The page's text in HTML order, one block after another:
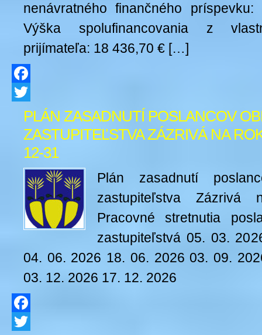
nenávratného finančného
Výška spolufinancovania z
prijímateľa: 18 436,70 € […]
Facebook
Twitter
PLÁN ZASADNUTÍ POSLANCOV
ZASTUPITEĽSTVA ZÁZRIVÁ NA
12-31
Plán zasadnutí
zastupiteľstva
Pracovné stretnutia
zastupiteľstvá 05. 03.
04. 06. 2026 18. 06. 2026 03. 09.
03. 12. 2026 17. 12. 2026
Facebook